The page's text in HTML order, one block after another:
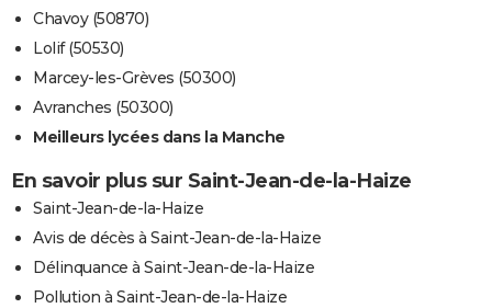
Chavoy (50870)
Lolif (50530)
Marcey-les-Grèves (50300)
Avranches (50300)
Meilleurs lycées dans la Manche
En savoir plus sur Saint-Jean-de-la-Haize
Saint-Jean-de-la-Haize
Avis de décès à Saint-Jean-de-la-Haize
Délinquance à Saint-Jean-de-la-Haize
Pollution à Saint-Jean-de-la-Haize